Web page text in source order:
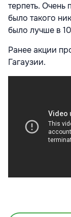
терпеть.
было такого
было лучше в
Ранее акции
Гагаузии.